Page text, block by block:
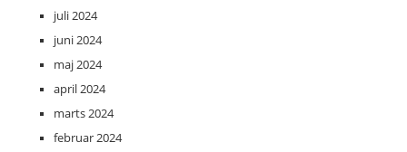
juli 2024
juni 2024
maj 2024
april 2024
marts 2024
februar 2024